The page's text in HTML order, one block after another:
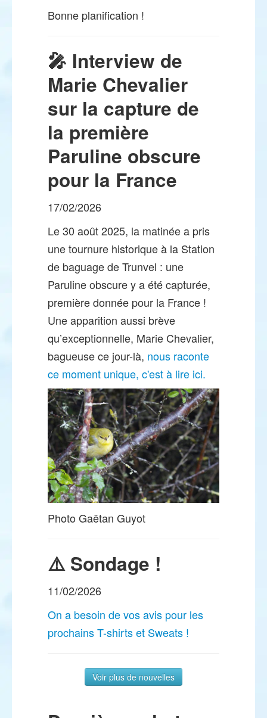
Bonne planification !
🎤 Interview de
Marie Chevalier
sur la capture de
la première
Paruline obscure
pour la France
17/02/2026
Le 30 août 2025, la matinée a pris
une tournure historique à la Station
de baguage de Trunvel : une
Paruline obscure y a été capturée,
première donnée pour la France !
Une apparition aussi brève
qu’exceptionnelle, Marie Chevalier,
bagueuse ce jour-là, nous raconte
ce moment unique, c'est à lire ici.
Photo Gaëtan Guyot
⚠️ Sondage !
11/02/2026
On a besoin de vos avis pour les
prochains T-shirts et Sweats !
Voir plus de nouvelles